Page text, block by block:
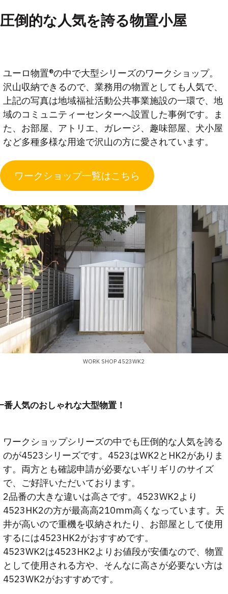
圧倒的な人気を誇る物置小屋
ユーロ物置®︎の中で大型シリーズのワークショップ。
沢山収納できるので、業務用の物置としても人気で、
上記の写真は地域福祉活動公共事業施設の一環で、地
域のコミュニティーセンターへ設置した事例です。ま
た、お部屋、アトリエ、ガレージ、趣味部屋、犬小屋
など多種多様な用途で沢山の方に愛されています。
ワークショップ一覧はこちら
WORK SHOP 4523WK2
番人気のおしゃれな大型物置！
ワークショップシリーズの中でも圧倒的な人気を誇る
のが4523シリーズです。4523はWK2とHK2がありま
す。両方とも確認申請が必要ないギリギリのサイズ
で、ご好評いただいております。
2品番の大きな違いは高さです。4523WK2より
4523HK2の方が最高高210mm高くなっています。天
井が高いので重機を収納されたり、お部屋として使用
するには4523HK2がおすすめです。
4523WK2は4523HK2よりお値段が安価なので、物置
として使用される方や、そんなに高さが必要ない方は
4523WK2がおすすめです。